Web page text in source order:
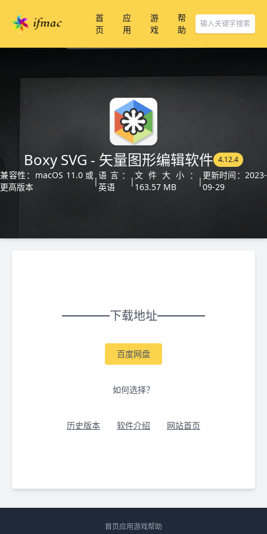
首
页
应
用
游
戏
帮
助
Boxy SVG - 矢量图形编辑软件 4.12.4
兼容性：macOS 11.0 或
更高版本
|
语言：
英语
|
文件大小：
163.57 MB
|
更新时间：2023-
09-29
下载地址
百度网盘
如何选择？
历史版本 软件介绍 网站首页
首页应用游戏帮助